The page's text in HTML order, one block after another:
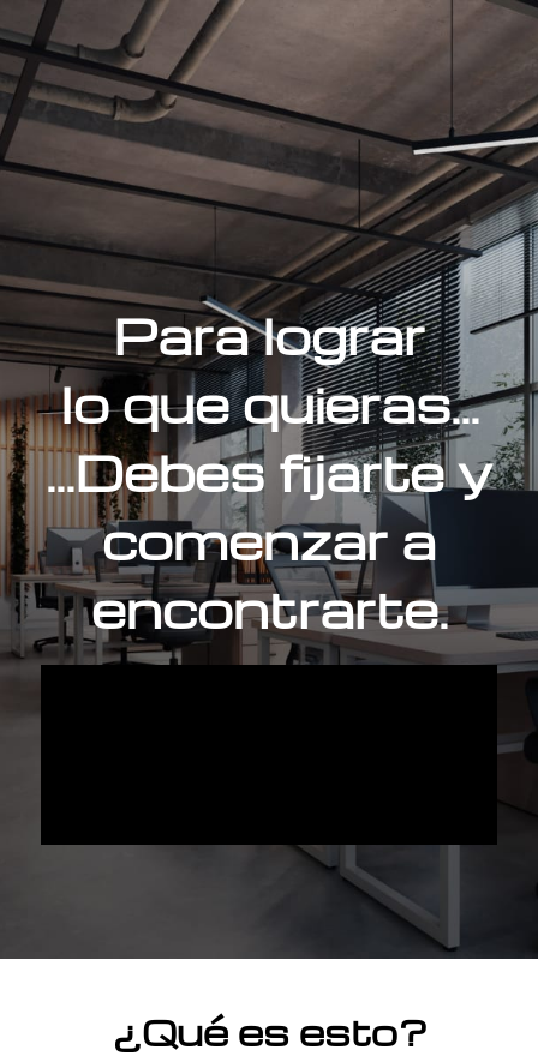
Para lograr
lo que quieras...
...Debes fijarte y
comenzar a
encontrarte.
¿Qué es esto?